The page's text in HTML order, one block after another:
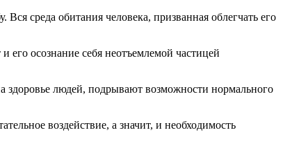
среда обитания человека, призванная облегчать его
его осознание себя неотъемлемой частицей
здоровье людей, подрывают возможности нормального
воздействие, а значит, и необходимость